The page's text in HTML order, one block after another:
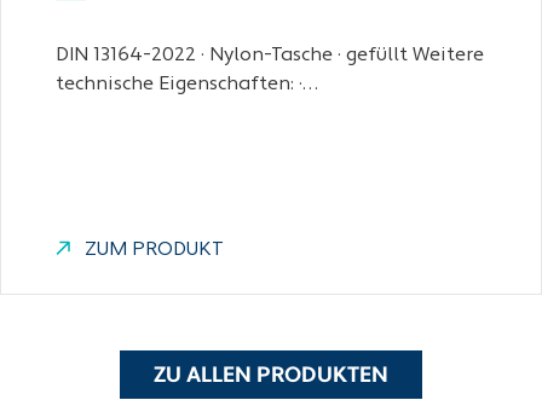
DIN 13164-2022 · Nylon-Tasche · gefüllt Weitere
technische Eigenschaften: ·…
ZUM PRODUKT
ZU ALLEN PRODUKTEN